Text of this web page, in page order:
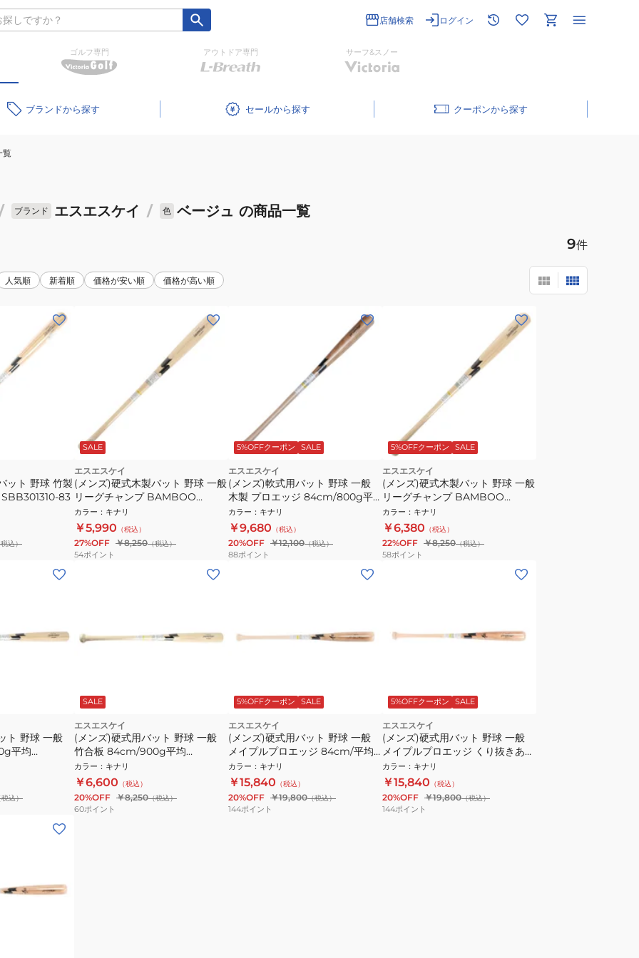
店舗検索 ログイン
ゴルフ専門 アウトドア専門 サーフ&スノー
ブランド セール クーポン
覧
ブランド エスエスケイ / 色 ベージュ の商品一覧
9件
人気順 新着順 価格が安い順 価格が高い順
ット 野球 竹製
83
込）
SALE
エスエスケイ
(メンズ)硬式木製バット 野球 一般
リーグチャンプ BAMBOO
84cm/平均900g SBB301310-84
カラー ： キナリ
￥5,990 （税込）
27%OFF ￥8,250（税込）
54ポイント
5%OFFクーポン SALE
エスエスケイ
(メンズ)軟式用バット 野球 一般
木製 プロエッジ 84cm/800g平
均 EBB4003W-T6
カラー ： キナリ
￥9,680 （税込）
20%OFF ￥12,100（税込）
88ポイント
5%OFFクーポン SALE
エスエスケイ
(メンズ)硬式木製バット 野球 一般
リーグチャンプ BAMBOO
85cm/平均900g SBB301310-85
カラー ： キナリ
￥6,380 （税込）
22%OFF ￥8,250（税込）
58ポイント
ト 野球 一般
平均
税込）
SALE
エスエスケイ
(メンズ)硬式用バット 野球 一般
竹合板 84cm/900g平均
SBB3000F10-84
カラー ： キナリ
￥6,600 （税込）
20%OFF ￥8,250（税込）
60ポイント
5%OFFクーポン SALE
エスエスケイ
(メンズ)硬式用バット 野球 一般
メイプルプロエッジ 84cm/平均
890g EBB3026-KOYAKI-84
カラー ： キナリ
￥15,840 （税込）
20%OFF ￥19,800（税込）
144ポイント
5%OFFクーポン SALE
エスエスケイ
(メンズ)硬式用バット 野球 一般
メイプルプロエッジ くり抜きあり
84cm/平均880g EBB3026F-
T6YAKI-84
カラー ： キナリ
￥15,840 （税込）
20%OFF ￥19,800（税込）
144ポイント